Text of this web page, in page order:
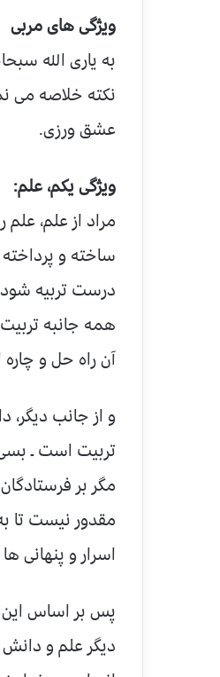
ویژگی های مربی
به یاری الله
نکته خلاصه می
عشق ورزی.
ویژگی یکم، علم:‌
مراد از علم،
ساخته و
درست تربیه شود
همه جانبه
آن راه حل و
و از جانب دیگر،
تربیت است ـ
مگر بر
مقدور نیست تا
اسرار و پنهانی
پس بر اساس این
دیگر علم و